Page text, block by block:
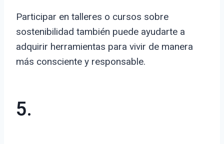
Participar en talleres o cursos sobre
sostenibilidad también puede ayudarte a
adquirir herramientas para vivir de manera
más consciente y responsable.
5.